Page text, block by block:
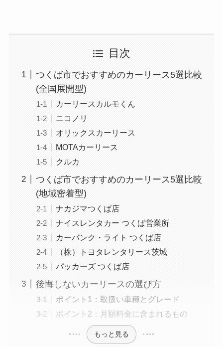
目次
つくば市でおすすめのカーリース5選比較
(全国展開型)
カーリースカルモくん
ニコノリ
オリックスカーリース
MOTAカーリース
クルカ
つくば市でおすすめのカーリース5選比較
(地域密着型)
ナカジマつくば店
ナイスレンタカー つくば営業所
カーバンク・ライト つくば店
（株）トヨタレンタリース茨城
パッカーズ つくば店
後悔しないカーリースの選び方
ポイント1：取扱い車種とグレード
ポイント2：月額料金に含まれるもの
もっと見る